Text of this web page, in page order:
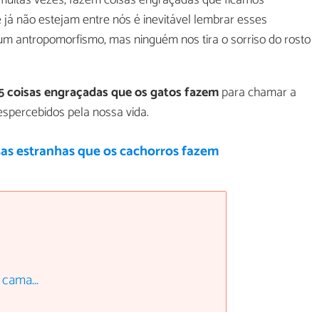
não estejam entre nós é inevitável lembrar esses
antropomorfismo, mas ninguém nos tira o sorriso do rosto
coisas engraçadas que os gatos fazempara chamar a
pela nossa vida.
estranhas que os cachorros fazem